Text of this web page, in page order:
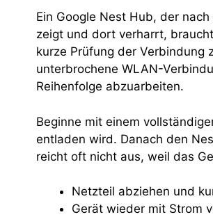
Ein Google Nest Hub, der
zeigt und dort verharrt,
kurze Prüfung der Verbindung
unterbrochene WLAN-
Reihenfolge abzuarbeiten.
Beginne mit einem
entladen wird. Danach den
reicht oft nicht aus, weil das
Netzteil abziehen und
Gerät wieder mit Strom